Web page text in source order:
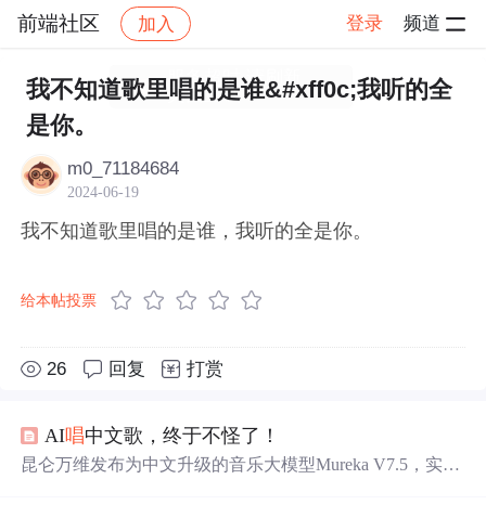
前端社区 加入 登录 频道
社区 前端社区 感慨 帖子详情
我不知道歌里唱的是谁&#xff0c;我听的全
是你。
m0_71184684
2024-06-19
我不知道歌里唱的是谁，我听的全是你。
给本帖投票
26 回复 打赏
AI唱中文歌，终于不怪了！
昆仑万维发布为中文升级的音乐大模型Mureka V7.5，实测